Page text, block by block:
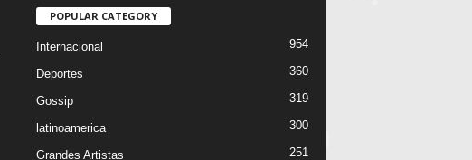
POPULAR CATEGORY
Internacional 954
Deportes 360
Gossip 319
latinoamerica 300
Grandes Artistas 251